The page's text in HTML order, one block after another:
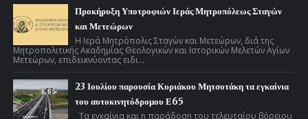
Προκήρυξη Υποτροφιών Ιεράς Μητροπόλεως Σταγών
και Μετεώρων
Η Ιερά Μητρόπολις Σταγών και Μετεώρων, διά της
Μητροπολιτικής Ακαδημίας Θεολογικών και Ιστορικών Μελετών Αγίων
Μετεώρων, επιδεικνύοντας ειδι...
23 Ιουλίου παρουσία Κυριάκου Μητσοτάκη τα εγκαίνια
του αυτοκινητόδρομου Ε65
Τα εγκαίνια και η παράδοση του τελευταίου βόρειου